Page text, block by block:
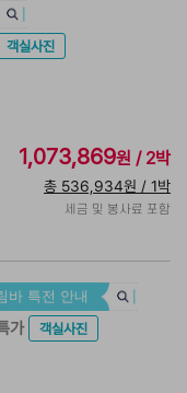
객실사진
1,073,869원 / 2박
총 536,934원 / 1박
세금 및 봉사료 포함
바 특전 안내
가
객실사진